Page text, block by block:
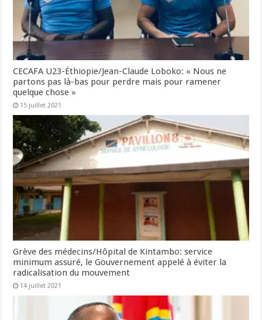
CECAFA U23-Éthiopie/Jean-Claude Loboko: « Nous ne
partons pas là-bas pour perdre mais pour ramener
quelque chose »
15 juillet 2021
Grève des médecins/Hôpital de Kintambo: service
minimum assuré, le Gouvernement appelé à éviter la
radicalisation du mouvement
14 juillet 2021